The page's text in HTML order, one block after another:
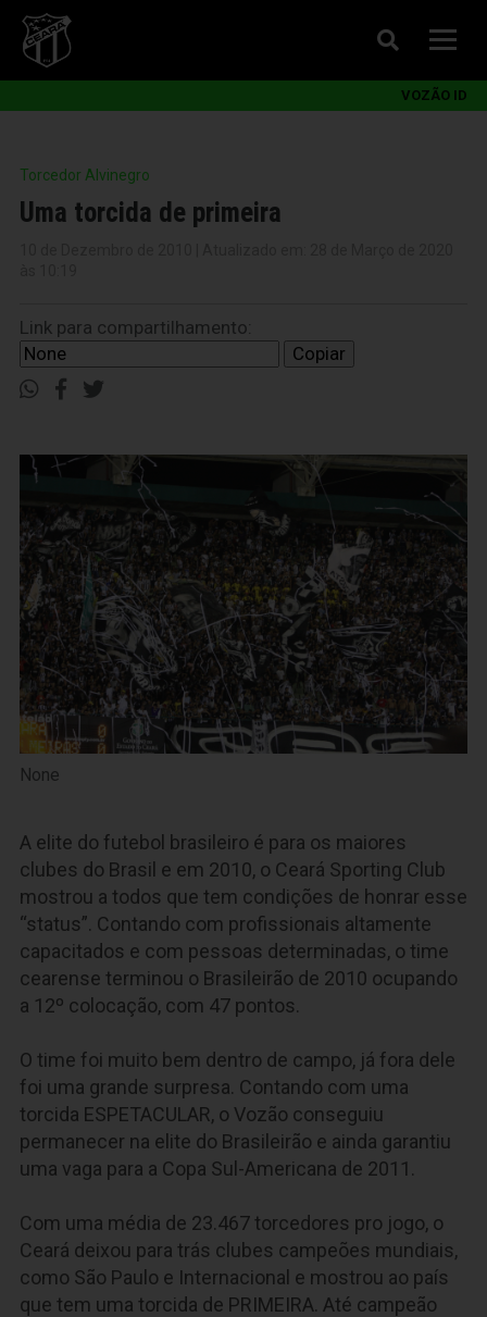
VOZÃO ID
Torcedor Alvinegro
Uma torcida de primeira
Link para compartilhamento:
Copiar
None
A elite do futebol brasileiro é para os maiores
clubes do Brasil e em 2010, o Ceará Sporting Club
mostrou a todos que tem condições de honrar esse
“status”. Contando com profissionais altamente
capacitados e com pessoas determinadas, o time
cearense terminou o Brasileirão de 2010 ocupando
a 12º colocação, com 47 pontos.
O time foi muito bem dentro de campo, já fora dele
foi uma grande surpresa. Contando com uma
torcida ESPETACULAR, o Vozão conseguiu
permanecer na elite do Brasileirão e ainda garantiu
uma vaga para a Copa Sul-Americana de 2011.
Com uma média de 23.467 torcedores pro jogo, o
Ceará deixou para trás clubes campeões mundiais,
como São Paulo e Internacional e mostrou ao país
que tem uma torcida de PRIMEIRA. Até campeão